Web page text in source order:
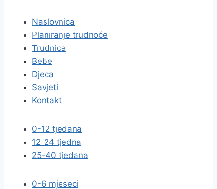
Naslovnica
Planiranje trudnoće
Trudnice
Bebe
Djeca
Savjeti
Kontakt
0-12 tjedana
12-24 tjedna
25-40 tjedana
0-6 mjeseci